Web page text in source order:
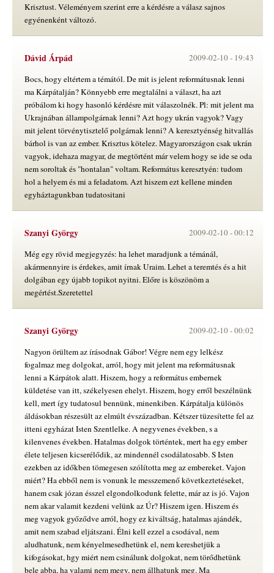
Krisztust. Véleményem szerint erre a kérdésre a válasz sajnos
egyénenként változó.
Dávid Árpád 2009-02-10 - 19:43
Bocs, hogy eltértem a témától. De mit is jelent reformátusnak lenni
ma Kárpátalján? Könnyebb erre megtalálni a választ, ha azt
próbálom ki hogy hasonló kérdésre mit válaszolnék. Pl: mit jelent ma
Ukrajnában állampolgárnak lenni? Azt hogy ukrán vagyok? Vagy
mit jelent törvénytisztelő polgárnak lenni? A keresztyénség hitvallás
bárhol is van az ember. Krisztus kötelez. Magyarországon csak ukrán
vagyok, idehaza magyar, de megtörtént már velem hogy se ide se oda
nem soroltak és "hontalan" voltam. Református keresztyén: tudom
hol a helyem és mi a feladatom. Azt hiszem ezt kellene minden
egyháztagunkban tudatositani
Szanyi György 2009-02-10 -00:12
Még egy rövid megjegyzés: ha lehet maradjunk a témánál,
akármennyire is érdekes, amit írnak Uraim. Lehet a teremtés és a hit
dolgában egy újabb topikot nyitni. Előre is köszönöm a
megértést.Szeretettel
Szanyi György 2009-02-10 -00:02
Nagyon örültem az írásodnak Gábor! Végre nem egy lelkész
fogalmaz meg dolgokat, arról, hogy mit jelent ma reformátusnak
lenni a Kárpátok alatt. Hiszem, hogy a református embernek
küldetése van itt, székelyesen ehelyt. Hiszem, hogy erről beszélnünk
kell, mert így tudatosul bennünk, minenkiben. Kárpátalja különös
áldásokban részesült az elmúlt évszázadban. Kétszer tüzesítette fel az
itteni egyházat Isten Szentlelke. A negyvenes években, s a
kilenvenes években. Hatalmas dolgok történtek, mert ha egy ember
élete teljesen kicserélődik, az mindennél csodálatosabb. S Isten
ezekben az időkben tömegesen szólította meg az embereket. Vajon
miért? Ha ebből nem is vonunk le messzemenő következtetéseket,
hanem csak józan ésszel elgondolkodunk felette, már az is jó. Vajon
nem akar valamit kezdeni velünk az Úr? Hiszem igen. Hiszem és
meg vagyok győződve arról, hogy ez kiváltság, hatalmas ajándék,
amit nem szabad eljátszani. Élni kell ezzel a csodával, nem
aludhatunk, nem kényelmesedhetünk el, nem kereshetjük a
kifogásokat, hgy miért nem csinálunk dolgokat, nem törődhetünk
bele abba, ha valami nem megy, nem állhatunk meg. Ma